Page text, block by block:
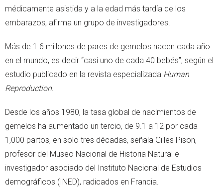
médicamente asistida y a la edad más tardía de los
embarazos, afirma un grupo de investigadores.
Más de 1.6 millones de pares de gemelos nacen cada año
en el mundo, es decir “casi uno de cada 40 bebés”, según el
estudio publicado en la revista especializada Human
Reproduction.
Desde los años 1980, la tasa global de nacimientos de
gemelos ha aumentado un tercio, de 9.1 a 12 por cada
1,000 partos, en solo tres décadas, señala Gilles Pison,
profesor del Museo Nacional de Historia Natural e
investigador asociado del Instituto Nacional de Estudios
demográficos (INED), radicados en Francia.